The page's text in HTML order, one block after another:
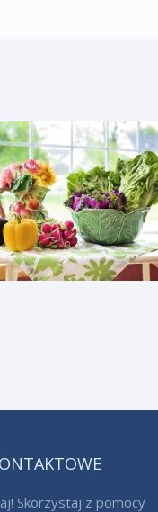
Skorzystaj z pomocy